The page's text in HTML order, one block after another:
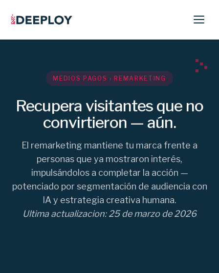
MEDIOS PAGOS › REMARKETING
Recupera visitantes que no
convirtieron — aún.
El remarketing mantiene tu marca frente a
personas que ya mostraron interés,
impulsándolos a completar la acción —
potenciado por segmentación de audiencia con
IA y estrategia creativa humana.
Ultima actualizacion: 25 de marzo de 2026